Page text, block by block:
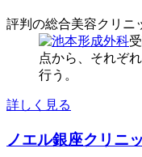
評判の総合美容クリニ
点から、それぞ
行う。
詳しく見る
ノエル銀座クリニ